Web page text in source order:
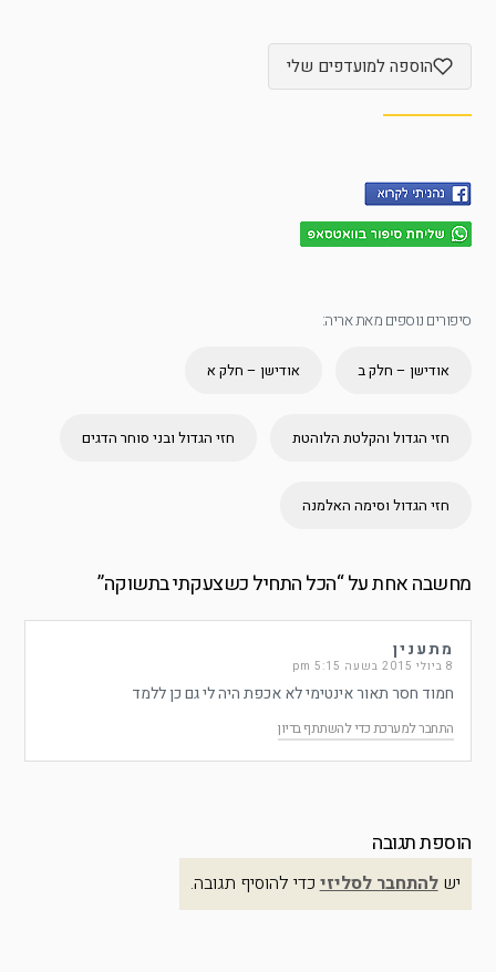
הוספה למועדפים שלי
סיפורים נוספים מאת אריה:
אודישן – חלק ב אודישן – חלק א
חזי הגדול והקלטת הלוהטת חזי הגדול ובני סוחר הדגים
חזי הגדול וסימה האלמנה
מחשבה אחת על “הכל התחיל כשצעקתי בתשוקה”
מתענין
8 ביולי 2015 בשעה 5:15 pm
חמוד חסר תאור אינטימי לא אכפת היה לי גם כן ללמד
התחבר למערכת כדי להשתתף בדיון
הוספת תגובה
ישלהתחבר לסליזיכדי להוסיף תגובה.